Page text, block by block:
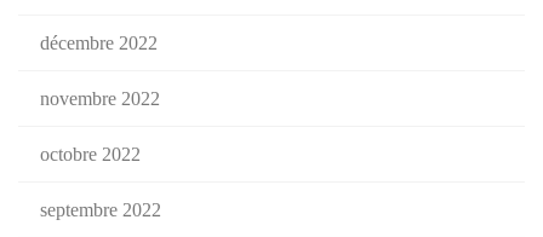
décembre 2022
novembre 2022
octobre 2022
septembre 2022